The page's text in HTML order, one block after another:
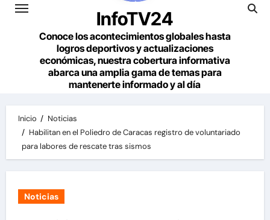
InfoTV24
Conoce los acontecimientos globales hasta
logros deportivos y actualizaciones
económicas, nuestra cobertura informativa
abarca una amplia gama de temas para
mantenerte informado y al día
Inicio
Noticias
Habilitan en el Poliedro de Caracas registro de voluntariado
para labores de rescate tras sismos
Noticias